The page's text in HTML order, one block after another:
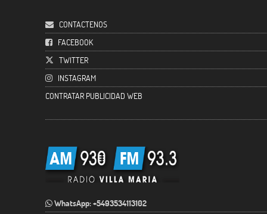
CONTACTENOS
FACEBOOK
TWITTER
INSTAGRAM
CONTRATAR PUBLICIDAD WEB
WhatsApp: +5493534113102